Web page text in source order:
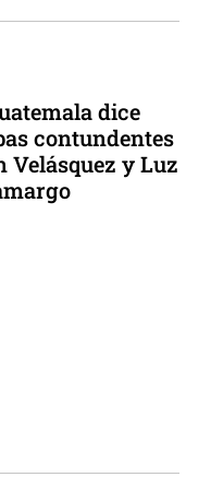
dice
contundentes
Velásquez y Luz